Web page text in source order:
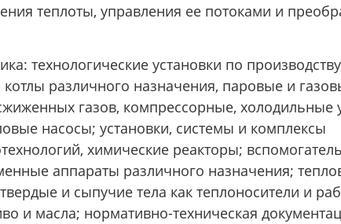
теплоты, управления ее потоками и
технологические установки по
различного назначения, паровые и
газов, компрессорные, холодильные
насосы; установки, системы и комплексы
химические реакторы;
аппараты различного назначения;
и сыпучие тела как теплоносители и
и масла; нормативно-техническая